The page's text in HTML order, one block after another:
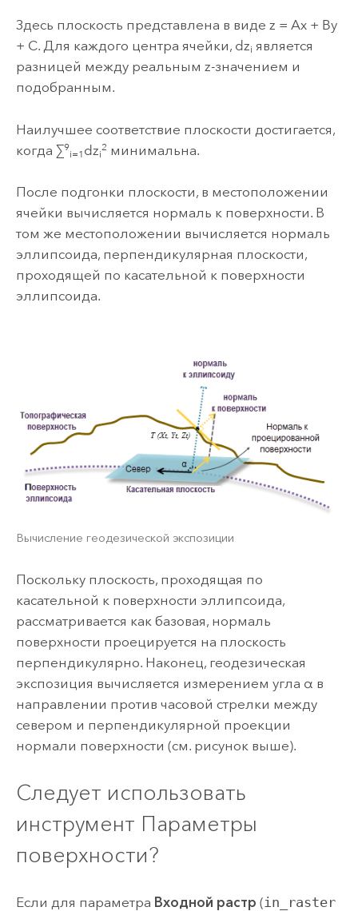
Здесь плоскость представлена в виде z = Ax + By
+ C. Для каждого центра ячейки, dzi является
разницей между реальным z-значением и
подобранным.
Наилучшее соответствие плоскости достигается,
когда ∑9
i=1 dzi
2 минимальна.
После подгонки плоскости, в местоположении
ячейки вычисляется нормаль к поверхности. В
том же местоположении вычисляется нормаль
эллипсоида, перпендикулярная плоскости,
проходящей по касательной к поверхности
эллипсоида.
Вычисление геодезической экспозиции
Поскольку плоскость, проходящая по
касательной к поверхности эллипсоида,
рассматривается как базовая, нормаль
поверхности проецируется на плоскость
перпендикулярно. Наконец, геодезическая
экспозиция вычисляется измерением угла α в
направлении против часовой стрелки между
севером и перпендикулярной проекции
нормали поверхности (см. рисунок выше).
Следует использовать
инструмент Параметры
поверхности?
Если для параметра Входной растр (in_raster